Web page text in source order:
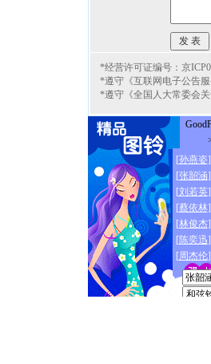
*经营许可证编号：京
*遵守《互联网电子公告服
*遵守《全国人大常委会